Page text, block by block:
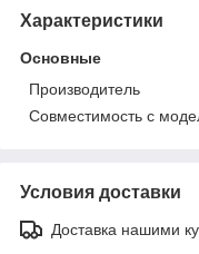
Характеристики
Основные
Производитель
Совместимость с
Условия доставки
Доставка нашими